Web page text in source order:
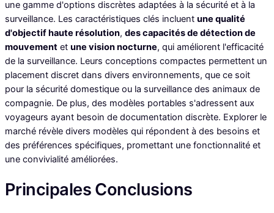
une gamme d'options discrètes adaptées à la sécurité et à la
surveillance. Les caractéristiques clés incluent une qualité
d'objectif haute résolution, des capacités de détection de
mouvement et une vision nocturne, qui améliorent l'efficacité
de la surveillance. Leurs conceptions compactes permettent un
placement discret dans divers environnements, que ce soit
pour la sécurité domestique ou la surveillance des animaux de
compagnie. De plus, des modèles portables s'adressent aux
voyageurs ayant besoin de documentation discrète. Explorer le
marché révèle divers modèles qui répondent à des besoins et
des préférences spécifiques, promettant une fonctionnalité et
une convivialité améliorées.
Principales Conclusions